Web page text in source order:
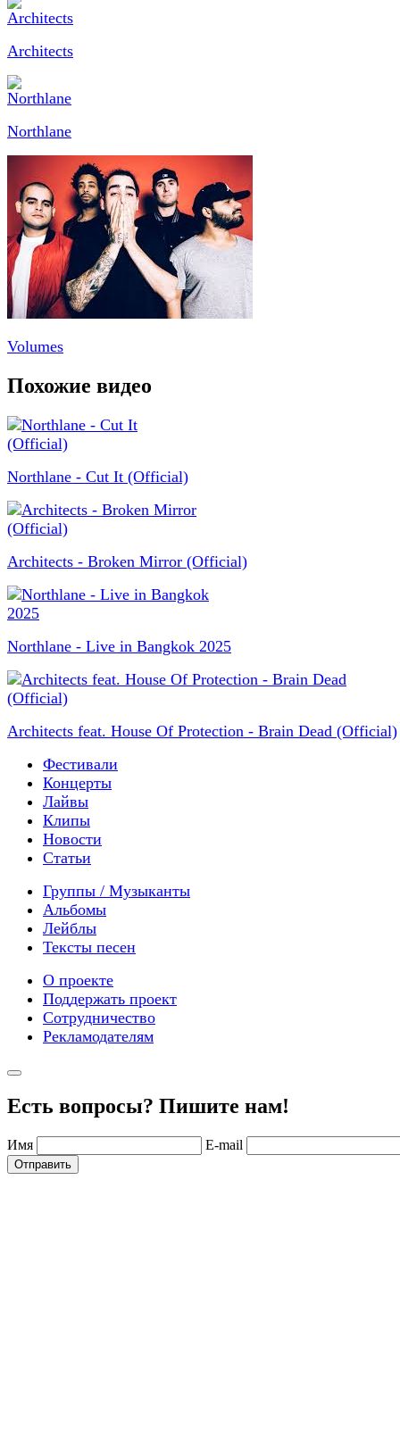
Architects
Northlane
Volumes
Похожие видео
Northlane - Cut It (Official)
Architects - Broken Mirror (Official)
Northlane - Live in Bangkok 2025
Architects feat. House Of Protection - Brain Dead (Official)
Фестивали
Концерты
Лайвы
Клипы
Новости
Статьи
Группы / Музыканты
Альбомы
Лейблы
Тексты песен
О проекте
Поддержать проект
Сотрудничество
Рекламодателям
Есть вопросы? Пишите нам!
Имя E-mail